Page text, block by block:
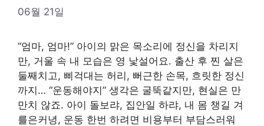
06월 21일
“엄마, 엄마!” 아이의 맑은 목소리에 정신을 차리지
만, 거울 속 내 모습은 영 낯설어요. 출산 후 찐 살은
둘째치고, 삐걱대는 허리, 뻐근한 손목, 흐릿한 정신
까지… “운동해야지” 생각은 굴뚝같지만, 현실은 만
만치 않죠. 아이 돌보랴, 집안일 하랴, 내 몸 챙길 겨
를은커녕, 운동 한번 하려면 비용부터 부담스러워